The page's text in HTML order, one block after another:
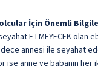
İçin Önemli
ETMEYECEK olan
annesi ile seyahat
ise anne ve babanın